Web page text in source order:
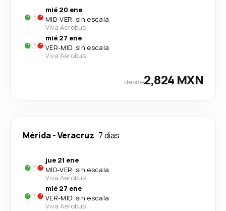
mié 20 ene
MID-VER· sin escala
Viva Aerobus
mié 27 ene
VER-MID· sin escala
Viva Aerobus
desde2,824 MXN
Mérida-Veracruz 7 días
jue 21 ene
MID-VER· sin escala
Viva Aerobus
mié 27 ene
VER-MID· sin escala
Viva Aerobus